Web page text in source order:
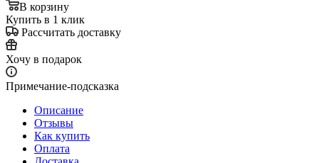
В корзину
Купить в 1 клик
Рассчитать доставку
Хочу в подарок
Примечание-подсказка
Описание
Отзывы
Как купить
Оплата